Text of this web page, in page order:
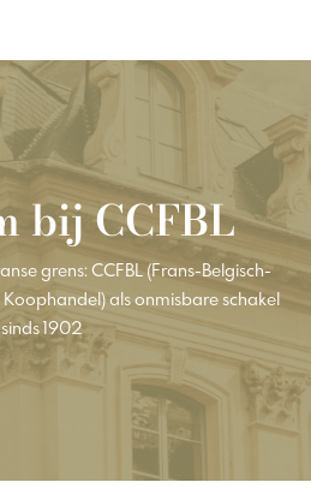
bij CCFBL
grens: CCFBL (Frans-Belgisch-
als onmisbare schakel
sinds 1902